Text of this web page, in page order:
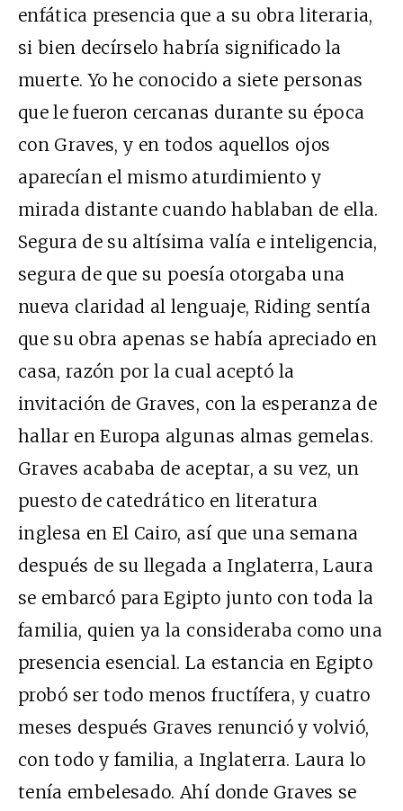
enfática presencia que a su obra literaria,
si bien decírselo habría significado la
muerte. Yo he conocido a siete personas
que le fueron cercanas durante su época
con Graves, y en todos aquellos ojos
aparecían el mismo aturdimiento y
mirada distante cuando hablaban de ella.
Segura de su altísima valía e inteligencia,
segura de que su poesía otorgaba una
nueva claridad al lenguaje, Riding sentía
que su obra apenas se había apreciado en
casa, razón por la cual aceptó la
invitación de Graves, con la esperanza de
hallar en Europa algunas almas gemelas.
Graves acababa de aceptar, a su vez, un
puesto de catedrático en literatura
inglesa en El Cairo, así que una semana
después de su llegada a Inglaterra, Laura
se embarcó para Egipto junto con toda la
familia, quien ya la consideraba como una
presencia esencial. La estancia en Egipto
probó ser todo menos fructífera, y cuatro
meses después Graves renunció y volvió,
con todo y familia, a Inglaterra. Laura lo
tenía embelesado. Ahí donde Graves se